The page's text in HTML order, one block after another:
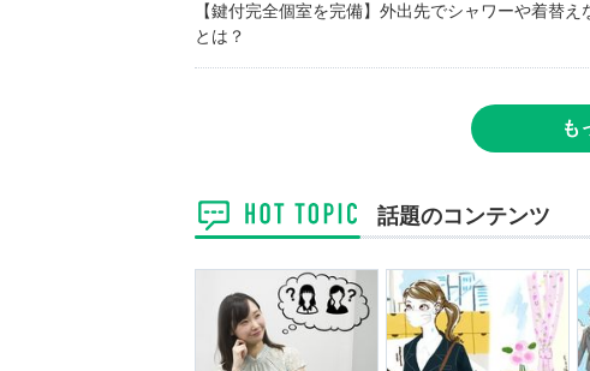
【鍵付完全個室を完備】外出先でシャワーや着替
とは？
も
話題のコンテンツ